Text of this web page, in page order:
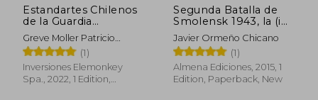
Estandartes Chilenos
de la Guardia
Nacional. Guerra del
Pacífico 1879-1884.
FULL COLOR. (in
Spanish)
Greve Moller Patricio
Roberto
(1)
Inversiones Elemonkey
Spa., 2022, 1 Edition,
Segunda Batalla de
Smolensk 1943, la (in
Spanish)
Javier Ormeño Chicano
(1)
Almena Ediciones, 2015, 1
Edition, Paperback, New